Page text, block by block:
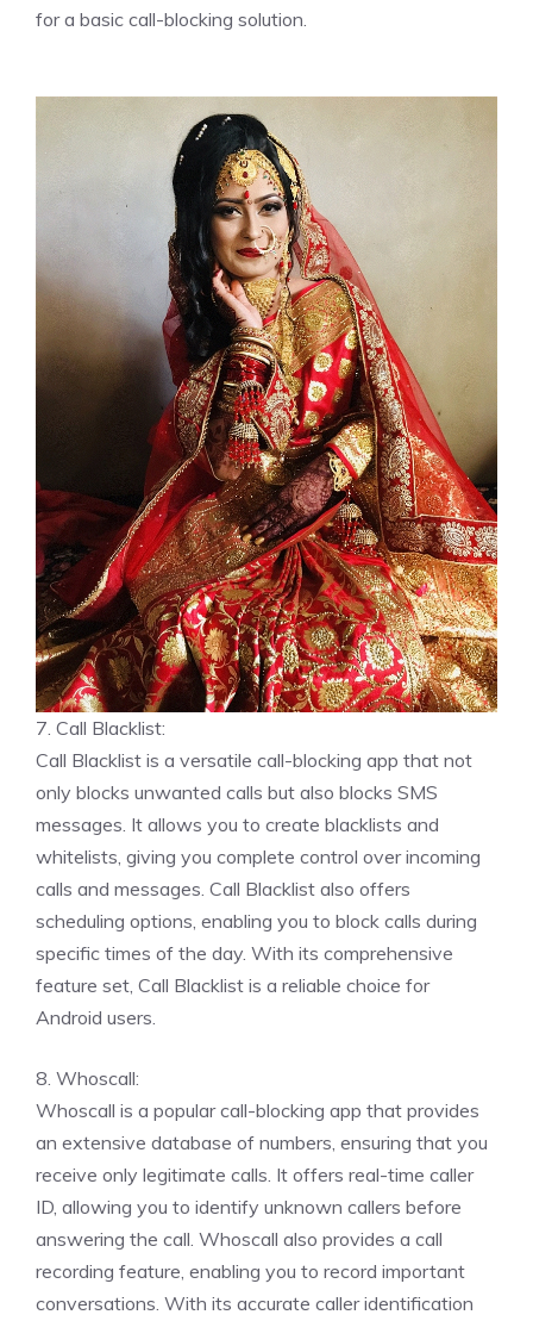
for a basic call-blocking solution.
7. Call Blacklist:
Call Blacklist is a versatile call-blocking app that not
only blocks unwanted calls but also blocks SMS
messages. It allows you to create blacklists and
whitelists, giving you complete control over incoming
calls and messages. Call Blacklist also offers
scheduling options, enabling you to block calls during
specific times of the day. With its comprehensive
feature set, Call Blacklist is a reliable choice for
Android users.
8. Whoscall:
Whoscall is a popular call-blocking app that provides
an extensive database of numbers, ensuring that you
receive only legitimate calls. It offers real-time caller
ID, allowing you to identify unknown callers before
answering the call. Whoscall also provides a call
recording feature, enabling you to record important
conversations. With its accurate caller identification